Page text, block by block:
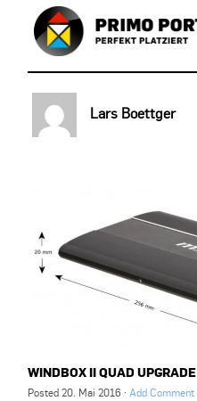
Lars Boettger
WINDBOX II QUAD UPGRADE
Posted20. Mai 2016 ·Add Comment